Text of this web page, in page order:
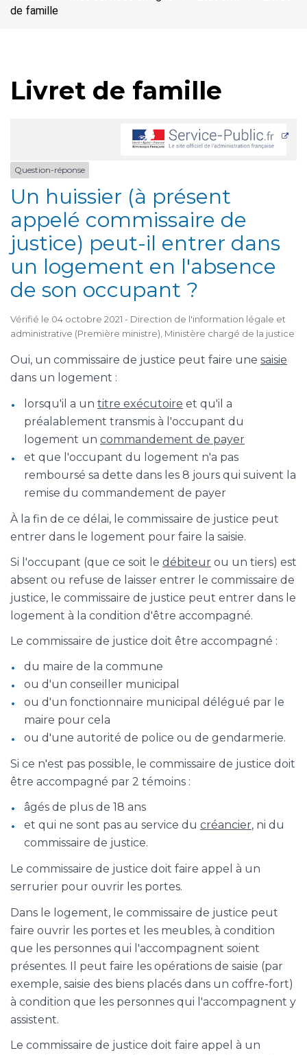
de famille
Livret de famille
Question-réponse
Un huissier (à présent
appelé commissaire de
justice) peut-il entrer dans
un logement en l'absence
de son occupant ?
Vérifié le 04 octobre 2021 - Direction de l'information légale et
administrative (Première ministre), Ministère chargé de la justice
Oui, un commissaire de justice peut faire une saisie
dans un logement :
lorsqu'il a un titre exécutoire et qu'il a
préalablement transmis à l'occupant du
logement un commandement de payer
et que l'occupant du logement n'a pas
remboursé sa dette dans les 8 jours qui suivent la
remise du commandement de payer
À la fin de ce délai, le commissaire de justice peut
entrer dans le logement pour faire la saisie.
Si l'occupant (que ce soit le débiteur ou un tiers) est
absent ou refuse de laisser entrer le commissaire de
justice, le commissaire de justice peut entrer dans le
logement à la condition d'être accompagné.
Le commissaire de justice doit être accompagné :
du maire de la commune
ou d'un conseiller municipal
ou d'un fonctionnaire municipal délégué par le
maire pour cela
ou d'une autorité de police ou de gendarmerie.
Si ce n'est pas possible, le commissaire de justice doit
être accompagné par 2 témoins :
âgés de plus de 18 ans
et qui ne sont pas au service du créancier, ni du
commissaire de justice.
Le commissaire de justice doit faire appel à un
serrurier pour ouvrir les portes.
Dans le logement, le commissaire de justice peut
faire ouvrir les portes et les meubles, à condition
que les personnes qui l'accompagnent soient
présentes. Il peut faire les opérations de saisie (par
exemple, saisie des biens placés dans un coffre-fort)
à condition que les personnes qui l'accompagnent y
assistent.
Le commissaire de justice doit faire appel à un